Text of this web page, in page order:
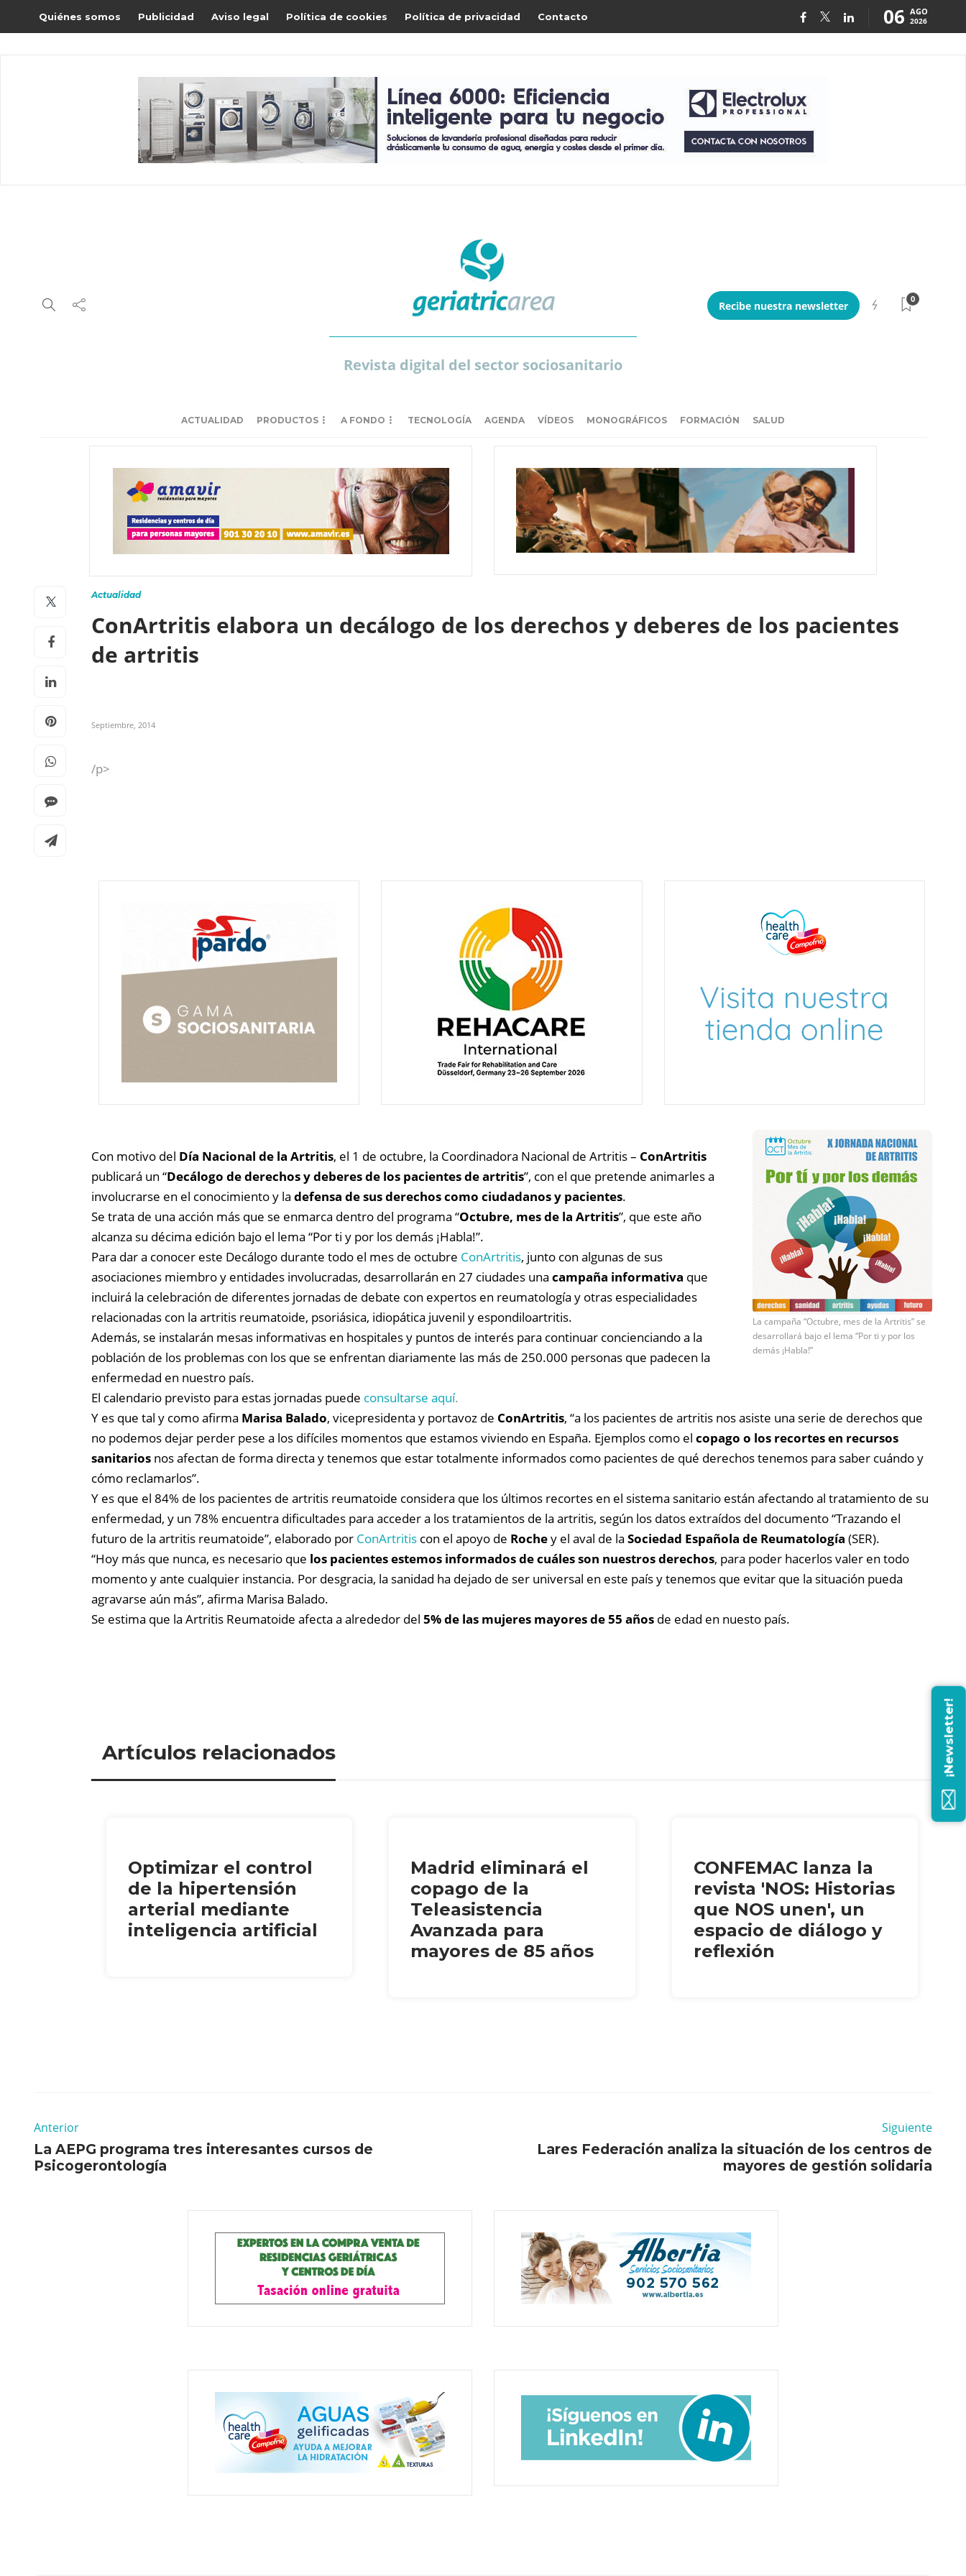
Quiénes somos Publicidad Aviso legal Política de cookies Política de privacidad Contacto 06 AGO
2026
Revista digital del sector sociosanitario
Recibe nuestra newsletter
0
ACTUALIDAD PRODUCTOS A FONDO TECNOLOGÍA AGENDA VÍDEOS MONOGRÁFICOS FORMACIÓN SALUD
Actualidad
ConArtritis elabora un decálogo de los derechos y deberes de los pacientes
de artritis
Septiembre, 2014
/p>
La campaña “Octubre, mes de la Artritis” se
desarrollará bajo el lema “Por ti y por los
demás ¡Habla!”
Con motivo del Día Nacional de la Artritis, el 1 de octubre, la Coordinadora Nacional de Artritis – ConArtritis
publicará un “Decálogo de derechos y deberes de los pacientes de artritis”, con el que pretende animarles a
involucrarse en el conocimiento y la defensa de sus derechos como ciudadanos y pacientes.
Se trata de una acción más que se enmarca dentro del programa “Octubre, mes de la Artritis”, que este año
alcanza su décima edición bajo el lema “Por ti y por los demás ¡Habla!”.
Para dar a conocer este Decálogo durante todo el mes de octubre ConArtritis, junto con algunas de sus
asociaciones miembro y entidades involucradas, desarrollarán en 27 ciudades una campaña informativa que
incluirá la celebración de diferentes jornadas de debate con expertos en reumatología y otras especialidades
relacionadas con la artritis reumatoide, psoriásica, idiopática juvenil y espondiloartritis.
Además, se instalarán mesas informativas en hospitales y puntos de interés para continuar concienciando a la
población de los problemas con los que se enfrentan diariamente las más de 250.000 personas que padecen la
enfermedad en nuestro país.
El calendario previsto para estas jornadas puede consultarse aquí.
Y es que tal y como afirma Marisa Balado, vicepresidenta y portavoz de ConArtritis, “a los pacientes de artritis nos asiste una serie de derechos que
no podemos dejar perder pese a los difíciles momentos que estamos viviendo en España. Ejemplos como el copago o los recortes en recursos
sanitarios nos afectan de forma directa y tenemos que estar totalmente informados como pacientes de qué derechos tenemos para saber cuándo y
cómo reclamarlos”.
Y es que el 84% de los pacientes de artritis reumatoide considera que los últimos recortes en el sistema sanitario están afectando al tratamiento de su
enfermedad, y un 78% encuentra dificultades para acceder a los tratamientos de la artritis, según los datos extraídos del documento “Trazando el
futuro de la artritis reumatoide”, elaborado por ConArtritis con el apoyo de Rochey el aval de la Sociedad Española de Reumatología (SER).
“Hoy más que nunca, es necesario que los pacientes estemos informados de cuáles son nuestros derechos, para poder hacerlos valer en todo
momento y ante cualquier instancia. Por desgracia, la sanidad ha dejado de ser universal en este país y tenemos que evitar que la situación pueda
agravarse aún más”, afirma Marisa Balado.
Se estima que la Artritis Reumatoide afecta a alrededor del 5% de las mujeres mayores de 55 años de edad en nuesto país.
Artículos relacionados
Optimizar el control
de la hipertensión
arterial mediante
inteligencia artificial
Madrid eliminará el
copago de la
Teleasistencia
Avanzada para
mayores de 85 años
CONFEMAC lanza la
revista 'NOS: Historias
que NOS unen', un
espacio de diálogo y
reflexión
Anterior
La AEPG programa tres interesantes cursos de
Psicogerontología
Siguiente
Lares Federación analiza la situación de los centros de
mayores de gestión solidaria
¡Newsletter!